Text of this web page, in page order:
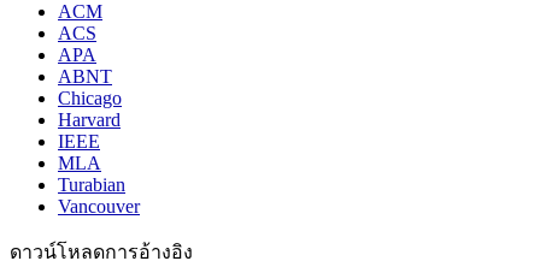
ACM
ACS
APA
ABNT
Chicago
Harvard
IEEE
MLA
Turabian
Vancouver
ดาวน์โหลดการอ้างอิง